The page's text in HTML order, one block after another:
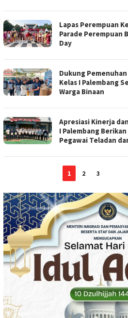
Lapas Perempuan
Parade Perempuan
Day
Dukung
Kelas I Palembang
Warga Binaan
Apresiasi Kinerja
I Palembang
Pegawai Teladan
1 2 3